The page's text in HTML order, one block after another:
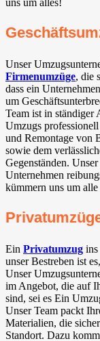
Unser
Firmenumzüge, die
dass ein
um
Team ist in ständiger
Umzugs
und Remontage von
sowie dem
Gegenständen.
Unternehmen
kümmern uns um
Ein Privatumzug ins
unser Bestreben ist
Unser
im Angebot, die auf
sind, sei es Ein
Unser Team packt
Materialien, die
Standort. Dazu